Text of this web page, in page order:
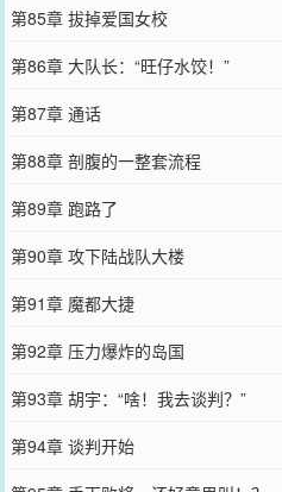
第85章 拔掉爱国女校
第86章 大队长：“旺仔水饺！”
第87章 通话
第88章 剖腹的一整套流程
第89章 跑路了
第90章 攻下陆战队大楼
第91章 魔都大捷
第92章 压力爆炸的岛国
第93章 胡宇：“啥！我去谈判？”
第94章 谈判开始